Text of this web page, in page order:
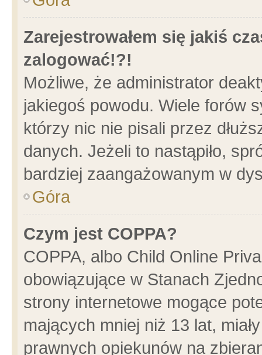
Zarejestrowałem się jakiś
zalogować!?!
Możliwe, że administrator
jakiegoś powodu. Wiele forów
którzy nic nie pisali przez
danych. Jeżeli to nastąpiło,
bardziej zaangażowanym w
Góra
Czym jest COPPA?
COPPA, albo Child Online
obowiązujące w Stanach
strony internetowe mogące
mających mniej niż 13 lat,
prawnych opiekunów na